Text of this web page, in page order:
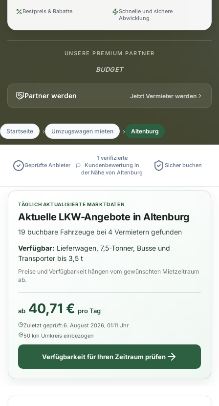
Bestpreis & Rabatte
Schnelle und sichere
Abwicklung
UNSERE PREMIUM PARTNER
BUDGET
Partner werden Jetzt Vermieter werden
Startseite Umzugswagen mieten Altenburg
Geprüfte Anbieter
1 verifizierte
Kundenbewertung in
der Nähe von Altenburg
Sicher buchen
TÄGLICH AKTUALISIERTE MARKTDATEN
Aktuelle LKW-Angebote in Altenburg
19 buchbare Fahrzeuge bei 4 Vermietern gefunden
Verfügbar: Lieferwagen, 7,5-Tonner, Busse und
Transporter bis 3,5 t
Preise und Verfügbarkeit hängen vom gewünschten Mietzeitraum
ab.
ab 40,71 € pro Tag
Zuletzt geprüft:6. August 2026, 01:11 Uhr
50 km Umkreis einbezogen
Verfügbarkeit für Ihren Zeitraum prüfen